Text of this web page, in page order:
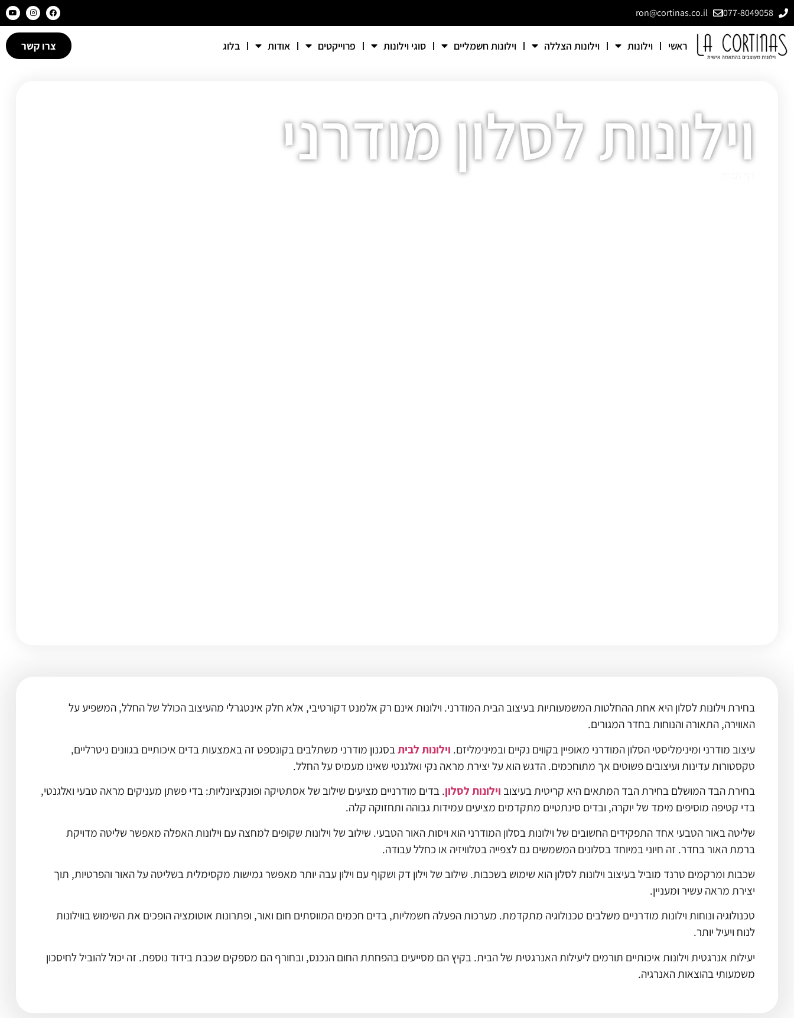
077-8049058
ron@cortinas.co.il
ראשי וילונות וילונות הצללה וילונות חשמליים סוגי וילונות פרוייקטים אודות בלוג צרו קשר
וילונות לסלון מודרני
בחירת וילונות לסלון היא אחת ההחלטות המשמעותיות בעיצוב הבית המודרני. וילונות אינם רק אלמנט דקורטיבי, אלא חלק אינטגרלי מהעיצוב הכולל של החלל, המשפיע על
האווירה, התאורה והנוחות בחדר המגורים.
עיצוב מודרני ומינימליסטי הסלון המודרני מאופיין בקווים נקיים ובמינימליזם. וילונות לביתבסגנון מודרני משתלבים בקונספט זה באמצעות בדים איכותיים בגוונים ניטרליים,
טקסטורות עדינות ועיצובים פשוטים אך מתוחכמים. הדגש הוא על יצירת מראה נקי ואלגנטי שאינו מעמיס על החלל.
בחירת הבד המושלם בחירת הבד המתאים היא קריטית בעיצוב וילונות לסלון. בדים מודרניים מציעים שילוב של אסתטיקה ופונקציונליות: בדי פשתן מעניקים מראה טבעי ואלגנטי,
בדי קטיפה מוסיפים מימד של יוקרה, ובדים סינתטיים מתקדמים מציעים עמידות גבוהה ותחזוקה קלה.
שליטה באור הטבעי אחד התפקידים החשובים של וילונות בסלון המודרני הוא ויסות האור הטבעי. שילוב של וילונות שקופים למחצה עם וילונות האפלה מאפשר שליטה מדויקת
ברמת האור בחדר. זה חיוני במיוחד בסלונים המשמשים גם לצפייה בטלוויזיה או כחלל עבודה.
שכבות ומרקמים טרנד מוביל בעיצוב וילונות לסלון הוא שימוש בשכבות. שילוב של וילון דק ושקוף עם וילון עבה יותר מאפשר גמישות מקסימלית בשליטה על האור והפרטיות, תוך
יצירת מראה עשיר ומעניין.
טכנולוגיה ונוחות וילונות מודרניים משלבים טכנולוגיה מתקדמת. מערכות הפעלה חשמליות, בדים חכמים המווסתים חום ואור, ופתרונות אוטומציה הופכים את השימוש בווילונות
לנוח ויעיל יותר.
יעילות אנרגטית וילונות איכותיים תורמים ליעילות האנרגטית של הבית. בקיץ הם מסייעים בהפחתת החום הנכנס, ובחורף הם מספקים שכבת בידוד נוספת. זה יכול להוביל לחיסכון
משמעותי בהוצאות האנרגיה.